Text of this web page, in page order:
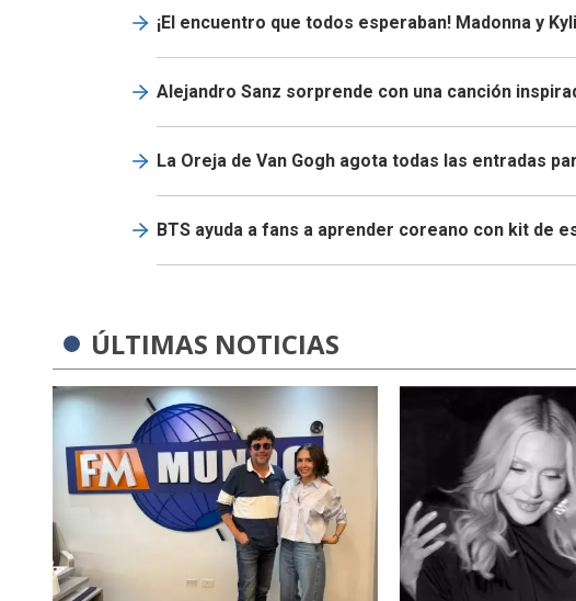
¡El encuentro que todos esperaban! Madonna y
Alejandro Sanz sorprende con una canción
La Oreja de Van Gogh agota todas las entradas
BTS ayuda a fans a aprender coreano con kit de
ÚLTIMAS NOTICIAS